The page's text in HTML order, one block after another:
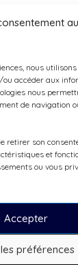
nous
accéder aux
nous
de navigation
retirer son
et
ou vous
Accepter
préférences